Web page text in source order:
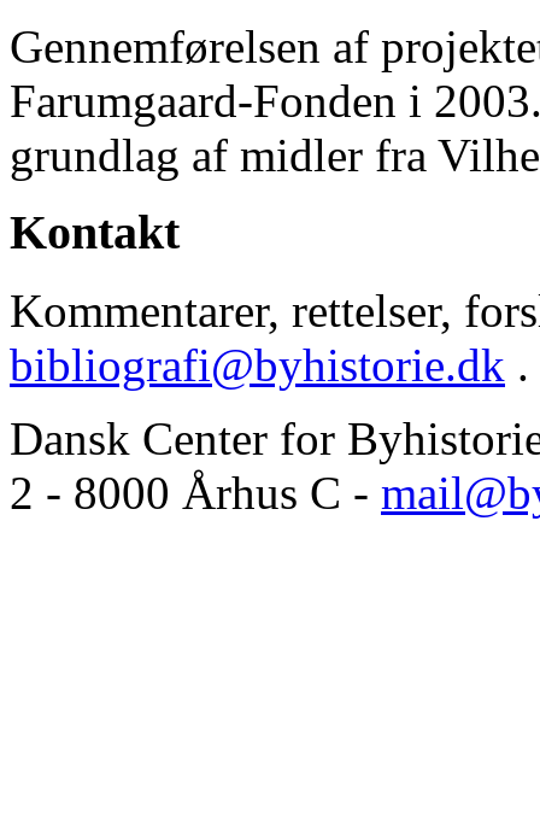
Gennemførelsen af
Farumgaard-Fonden i
grundlag af midler fra
Kontakt
Kommentarer, rettelser,
bibliografi@byhistorie.dk .
Dansk Center for
2 - 8000 Århus C -